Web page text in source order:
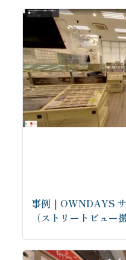
事例｜OWNDAYS
（ストリートビュー